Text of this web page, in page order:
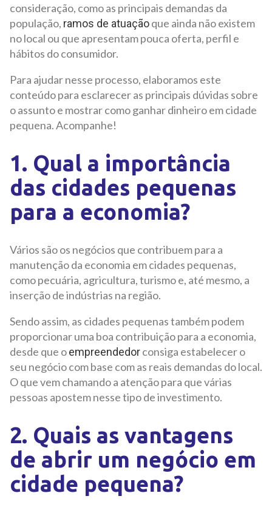
consideração, como as principais demandas da
população, ramos de atuaçãoque ainda não existem
no local ou que apresentam pouca oferta, perfil e
hábitos do consumidor.
Para ajudar nesse processo, elaboramos este
conteúdo para esclarecer as principais dúvidas sobre
o assunto e mostrar como ganhar dinheiro em cidade
pequena. Acompanhe!
1. Qual a importância
das cidades pequenas
para a economia?
Vários são os negócios que contribuem para a
manutenção da economia em cidades pequenas,
como pecuária, agricultura, turismo e, até mesmo, a
inserção de indústrias na região.
Sendo assim, as cidades pequenas também podem
proporcionar uma boa contribuição para a economia,
desde que oempreendedorconsiga estabelecer o
seu negócio com base com as reais demandas do local.
O que vem chamando a atenção para que várias
pessoas apostem nesse tipo de investimento.
2. Quais as vantagens
de abrir um negócio em
cidade pequena?